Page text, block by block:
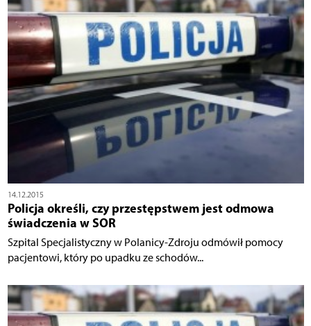
14.12.2015
Policja określi, czy przestępstwem jest odmowa
świadczenia w SOR
Szpital Specjalistyczny w Polanicy-Zdroju odmówił pomocy
pacjentowi, który po upadku ze schodów...